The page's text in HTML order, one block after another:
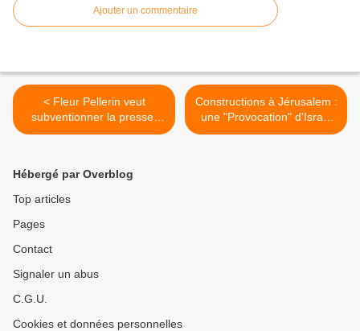
Ajouter un commentaire
< Fleur Pellerin veut
subventionner la presse.
Encore plus
Constructions à Jérusalem :
une "Provocation" d'Israël
(Diplomatie Egyptienne) >
Hébergé par Overblog
Top articles
Pages
Contact
Signaler un abus
C.G.U.
Cookies et données personnelles